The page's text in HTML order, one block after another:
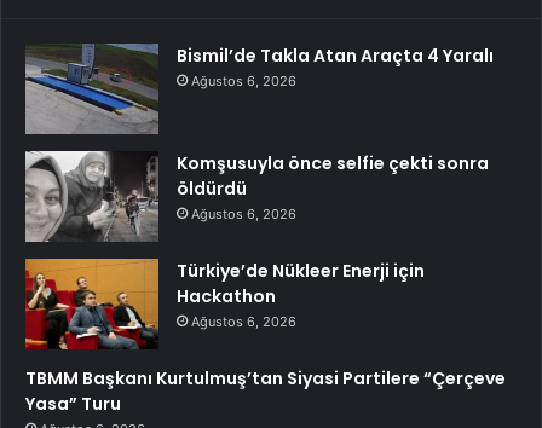
Bismil’de Takla Atan Araçta 4 Yaralı
Ağustos 6, 2026
Komşusuyla önce selfie çekti sonra
öldürdü
Ağustos 6, 2026
Türkiye’de Nükleer Enerji için
Hackathon
Ağustos 6, 2026
TBMM Başkanı Kurtulmuş’tan Siyasi Partilere “Çerçeve
Yasa” Turu